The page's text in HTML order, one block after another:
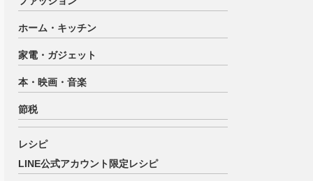
ホーム・キッチン
家電・ガジェット
本・映画・音楽
節税
レシピ
LINE公式アカウント限定レシピ